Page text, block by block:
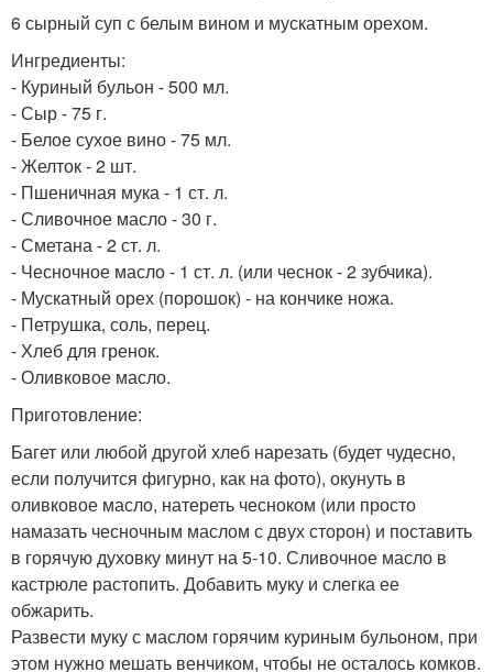
6 сырный суп с белым вином и мускатным орехом.
Ингредиенты:
- Куриный бульон - 500 мл.
- Сыр - 75 г.
- Белое сухое вино - 75 мл.
- Желток - 2 шт.
- Пшеничная мука - 1 ст. л.
- Сливочное масло - 30 г.
- Сметана - 2 ст. л.
- Чесночное масло - 1 ст. л. (или чеснок - 2 зубчика).
- Мускатный орех (порошок) - на кончике ножа.
- Петрушка, соль, перец.
- Хлеб для гренок.
- Оливковое масло.
Приготовление:
Багет или любой другой хлеб нарезать (будет чудесно,
если получится фигурно, как на фото), окунуть в
оливковое масло, натереть чесноком (или просто
намазать чесночным маслом с двух сторон) и поставить
в горячую духовку минут на 5-10. Сливочное масло в
кастрюле растопить. Добавить муку и слегка ее
обжарить.
Развести муку с маслом горячим куриным бульоном, при
этом нужно мешать венчиком, чтобы не осталось комков.